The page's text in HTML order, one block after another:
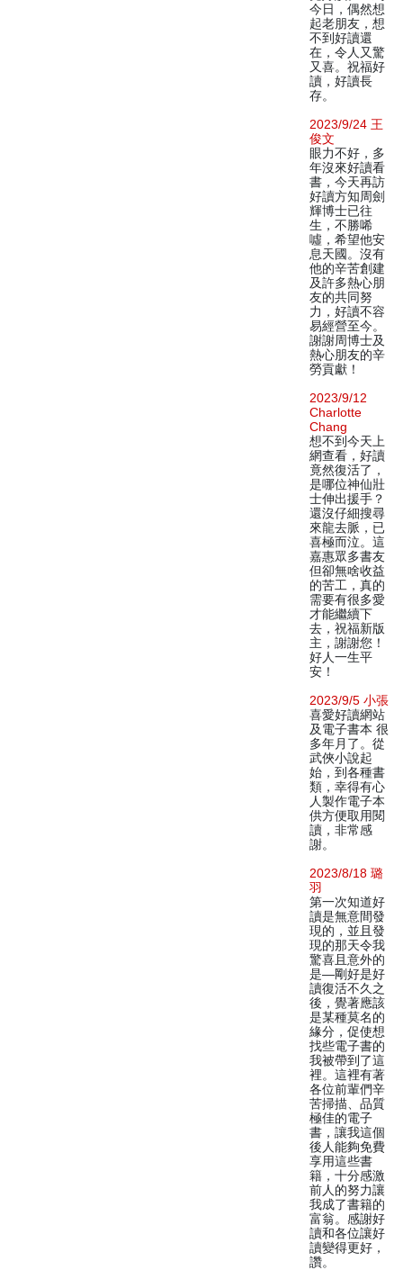
今日，偶然想
起老朋友，想
不到好讀還
在，令人又驚
又喜。祝福好
讀，好讀長
存。
2023/9/24 王
俊文
眼力不好，多
年沒來好讀看
書，今天再訪
好讀方知周劍
輝博士已往
生，不勝唏
噓，希望他安
息天國。沒有
他的辛苦創建
及許多熱心朋
友的共同努
力，好讀不容
易經營至今。
謝謝周博士及
熱心朋友的辛
勞貢獻！
2023/9/12
Charlotte
Chang
想不到今天上
網查看，好讀
竟然復活了，
是哪位神仙壯
士伸出援手？
還沒仔細搜尋
來龍去脈，已
喜極而泣。這
嘉惠眾多書友
但卻無啥收益
的苦工，真的
需要有很多愛
才能繼續下
去，祝福新版
主，謝謝您！
好人一生平
安！
2023/9/5 小張
喜愛好讀網站
及電子書本 很
多年月了。從
武俠小說起
始，到各種書
類，幸得有心
人製作電子本
供方便取用閱
讀，非常感
謝。
2023/8/18 璐
羽
第一次知道好
讀是無意間發
現的，並且發
現的那天令我
驚喜且意外的
是—剛好是好
讀復活不久之
後，覺著應該
是某種莫名的
緣分，促使想
找些電子書的
我被帶到了這
裡。這裡有著
各位前輩們辛
苦掃描、品質
極佳的電子
書，讓我這個
後人能夠免費
享用這些書
籍，十分感激
前人的努力讓
我成了書籍的
富翁。感謝好
讀和各位讓好
讀變得更好，
讚。